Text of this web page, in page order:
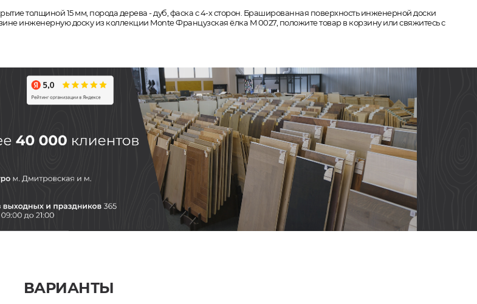
толщиной 15 мм, порода дерева - дуб, фаска с 4-х сторон. Брашированная поверхность инженерной доски
инженерную доску из коллекции Monte Французская ёлка M 0027, положите товар в корзину или свяжитесь с
ВАРИАНТЫ